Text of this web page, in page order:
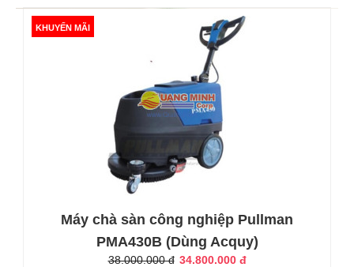
Máy chà sàn công nghiệp Pullman PMA430C là một thiết bị
làm sạch tự động tích hợp thu hồi nước ruẳ và nước thải
với hiệu quả làm sạch vượt trội. Máy được sử dụng làm
sạch các nơi công cộng có diện tích bề mặt sàn lớn như
khách sạn, sân bay, tòa nhà văn phòng, trường học, trung
tâm thương mại,...Thông số kỹ thuật:Cleaning width/ Đường
kính làm..
KHUYẾN MÃI
Máy chà sàn công nghiệp Pullman
PMA430B (Dùng Acquy)
38.000.000 đ 34.800.000 đ